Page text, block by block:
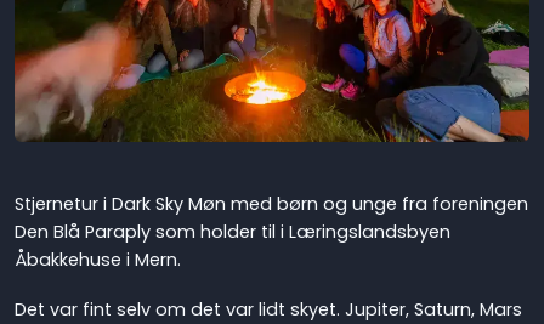
Stjernetur i Dark Sky Møn med børn og unge fra foreningen
Den Blå Paraply som holder til i Læringslandsbyen
Åbakkehuse i Mern.
Det var fint selv om det var lidt skyet. Jupiter, Saturn, Mars